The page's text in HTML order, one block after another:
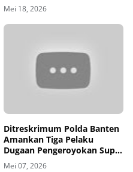
Mei 18, 2026
Ditreskrimum Polda Banten
Amankan Tiga Pelaku
Dugaan Pengeroyokan Supir
di Toll
Mei 07, 2026